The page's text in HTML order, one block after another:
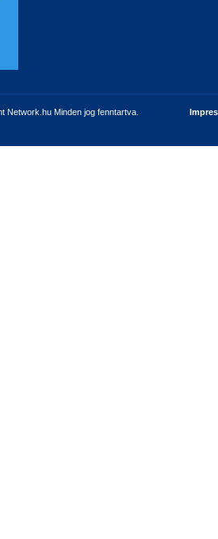
Network.hu Minden jog fenntartva.